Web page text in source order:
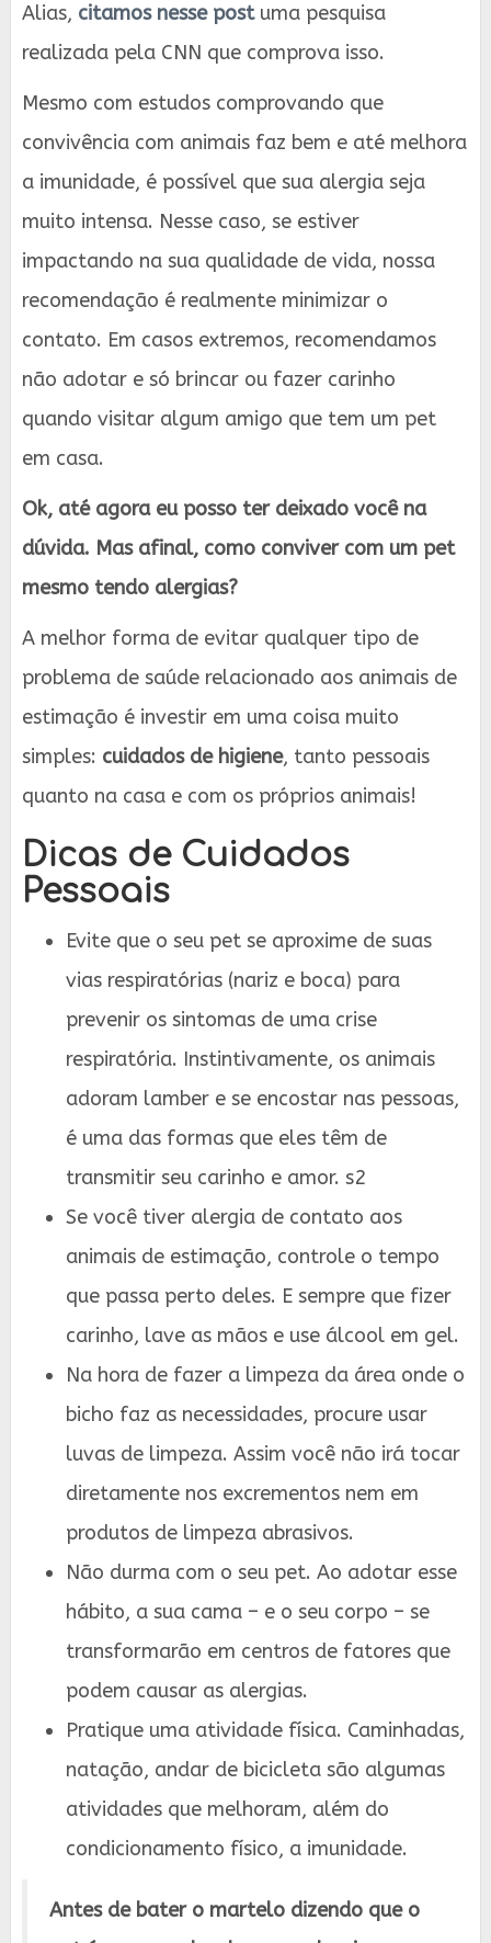
Alias, citamos nesse postuma pesquisa
realizada pela CNN que comprova isso.
Mesmo com estudos comprovando que
convivência com animais faz bem e até melhora
a imunidade, é possível que sua alergia seja
muito intensa. Nesse caso, se estiver
impactando na sua qualidade de vida, nossa
recomendação é realmente minimizar o
contato. Em casos extremos, recomendamos
não adotar e só brincar ou fazer carinho
quando visitar algum amigo que tem um pet
em casa.
Ok, até agora eu posso ter deixado você na
dúvida. Mas afinal, como conviver com um pet
mesmo tendo alergias?
A melhor forma de evitar qualquer tipo de
problema de saúde relacionado aos animais de
estimação é investir em uma coisa muito
simples: cuidados de higiene, tanto pessoais
quanto na casa e com os próprios animais!
Dicas de Cuidados
Pessoais
Evite que o seu pet se aproxime de suas
vias respiratórias (nariz e boca) para
prevenir os sintomas de uma crise
respiratória. Instintivamente, os animais
adoram lamber e se encostar nas pessoas,
é uma das formas que eles têm de
transmitir seu carinho e amor. s2
Se você tiver alergia de contato aos
animais de estimação, controle o tempo
que passa perto deles. E sempre que fizer
carinho, lave as mãos e use álcool em gel.
Na hora de fazer a limpeza da área onde o
bicho faz as necessidades, procure usar
luvas de limpeza. Assim você não irá tocar
diretamente nos excrementos nem em
produtos de limpeza abrasivos.
Não durma com o seu pet. Ao adotar esse
hábito, a sua cama – e o seu corpo – se
transformarão em centros de fatores que
podem causar as alergias.
Pratique uma atividade física. Caminhadas,
natação, andar de bicicleta são algumas
atividades que melhoram, além do
condicionamento físico, a imunidade.
Antes de bater o martelo dizendo que o